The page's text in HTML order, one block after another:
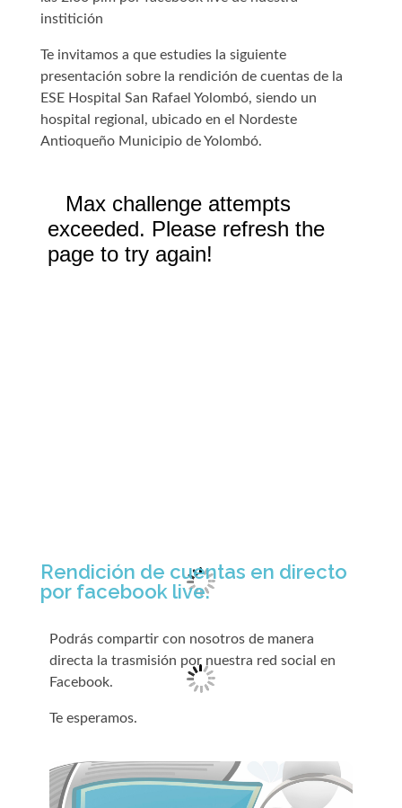
institición
Te invitamos a que estudies la siguiente
presentación sobre la rendición de cuentas de la
ESE Hospital San Rafael Yolombó, siendo un
hospital regional, ubicado en el Nordeste
Antioqueño Municipio de Yolombó.
Rendición de cuentas en directo
por facebook live.
Podrás compartir con nosotros de manera
directa la trasmisión por nuestra red social en
Facebook.
Te esperamos.